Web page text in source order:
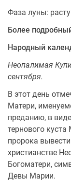
Фаза луны:
Более
Народный
Неопалимая
сентября.
В этот день
Матери,
преданию, в
тернового
пророка
христианстве
Богоматери,
Девы Марии.